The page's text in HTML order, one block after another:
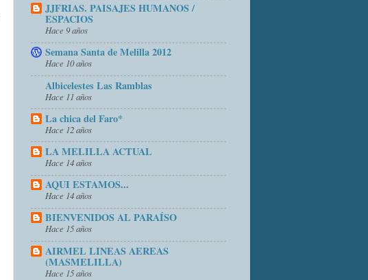
JJFRIAS. PAISAJES HUMANOS /
ESPACIOS
Hace 9 años
Semana Santa de Melilla 2012
Hace 10 años
Albicelestes Las Ramblas
Hace 11 años
La chica del Faro*
Hace 12 años
LA MELILLA ACTUAL
Hace 14 años
AQUI ESTAMOS...
Hace 14 años
BIENVENIDOS AL PARAÍSO
Hace 15 años
AIRMEL LINEAS AEREAS
(MASMELILLA)
Hace 15 años